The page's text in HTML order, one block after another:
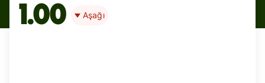
1.00 Aşağı